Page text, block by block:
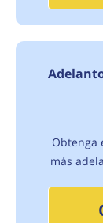
Obtenga
más